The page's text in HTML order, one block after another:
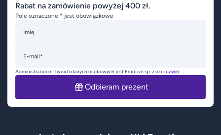
Rabat na zamówienie powyżej 400 zł.
Pole oznaczone * jest obowiązkowe
Imię
E-mail*
Administratorem Twoich danych osobowych jest Emotivo sp. z o.o.rozwiń
Odbieram prezent